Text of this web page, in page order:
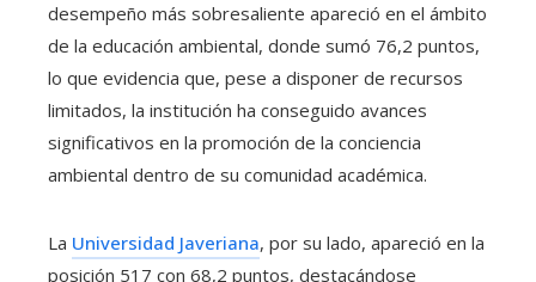
desempeño más sobresaliente apareció en el ámbito
de la educación ambiental, donde sumó 76,2 puntos,
lo que evidencia que, pese a disponer de recursos
limitados, la institución ha conseguido avances
significativos en la promoción de la conciencia
ambiental dentro de su comunidad académica.
La Universidad Javeriana, por su lado, apareció en la
posición 517 con 68,2 puntos, destacándose